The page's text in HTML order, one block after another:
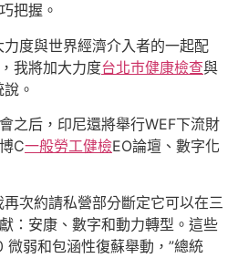
把握。
度與世界經濟介入者的一起配
我將加大力度台北巿健康檢查與
。
之后，印尼還將舉行WEF下流財
C一般勞工健檢EO論壇、數字化
再次約請私營部分斷定它可以在三
：安康、數字和動力轉型。這些
弱和包涵性復蘇舉動，”總統